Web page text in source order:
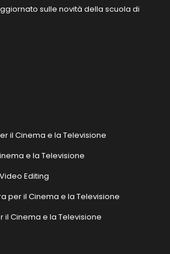
sulle novità della scuola di
il Cinema e la Televisione
e la Televisione
Editing
per il Cinema e la Televisione
il Cinema e la Televisione